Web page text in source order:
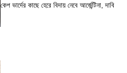
কেপ ভার্দের কাছে হেরে বিদায় নেবে আর্জেন্টিনা, দাবি